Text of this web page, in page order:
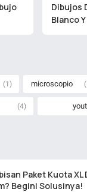
Dibujos
Blanco
(1) microscopio
(4)
Paket Kuota XL
Begini Solusinya!